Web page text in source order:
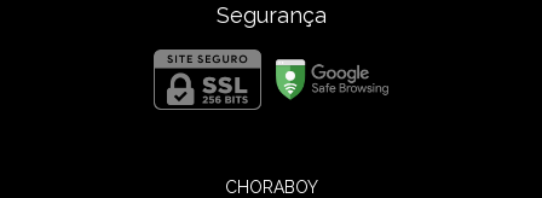
Segurança
CHORABOY